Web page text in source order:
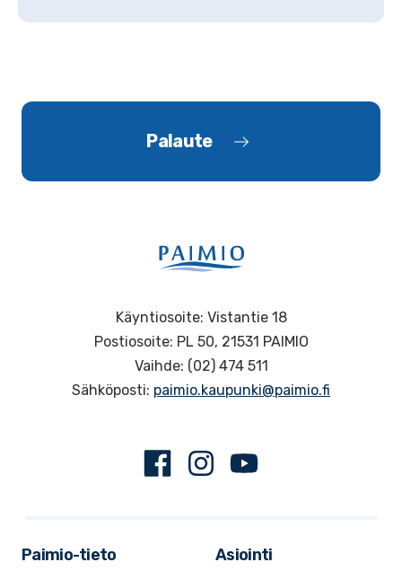
Palaute
Käyntiosoite: Vistantie 18
Postiosoite: PL 50, 21531 PAIMIO
Vaihde: (02) 474 511
Sähköposti: paimio.kaupunki@paimio.fi
FacebookInstagram
Paimio-tieto Asiointi